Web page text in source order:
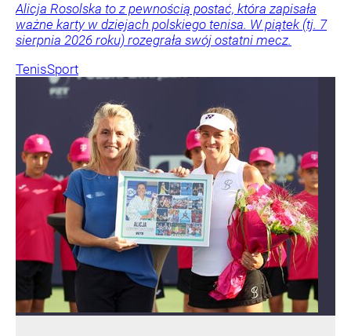
Alicja Rosolska to z pewnością postać, która zapisała
ważne karty w dziejach polskiego tenisa. W piątek (tj. 7
sierpnia 2026 roku) rozegrała swój ostatni mecz.
TenisSport